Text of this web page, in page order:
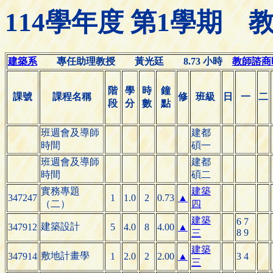
114學年度 第1學期
建築系專任助理教授 黃光廷 8.73 小時 教師諮商
課號 課程名稱
階
段
學
分
時
數
鐘
點
修 班級 日 一 二
班週會及導師
時間
建都
碩一
班週會及導師
時間
建都
碩二
347247
實務專題
（二）
1 1.0 2 0.73 ▲
建築
四
347912 建築設計 5 4.0 8 4.00 ▲
建築
三
6 7
8 9
347914 敷地計畫學 1 2.0 2 2.00 ▲
建築
三
3 4